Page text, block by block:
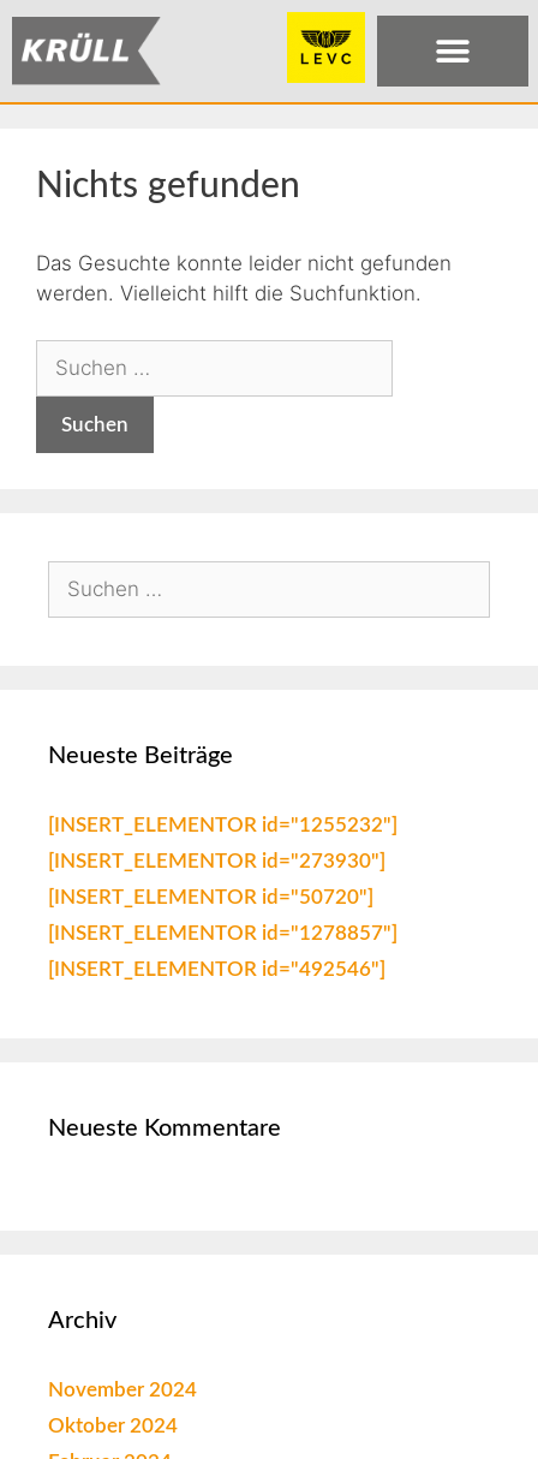
Nichts gefunden
Das Gesuchte konnte leider nicht gefunden
werden. Vielleicht hilft die Suchfunktion.
Neueste Beiträge
[INSERT_ELEMENTOR id="1255232"]
[INSERT_ELEMENTOR id="273930"]
[INSERT_ELEMENTOR id="50720"]
[INSERT_ELEMENTOR id="1278857"]
[INSERT_ELEMENTOR id="492546"]
Neueste Kommentare
Archiv
November 2024
Oktober 2024